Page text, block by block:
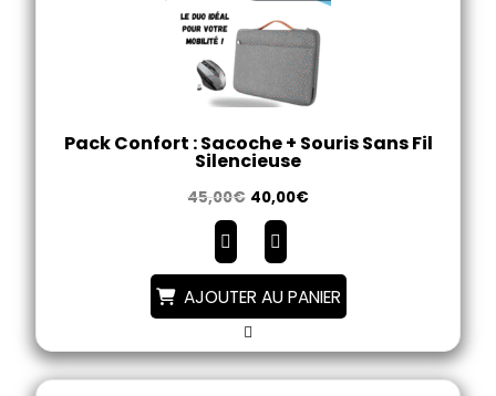
Pack Confort : Sacoche + Souris Sans Fil
Silencieuse
45,00€ 40,00€
AJOUTER AU PANIER